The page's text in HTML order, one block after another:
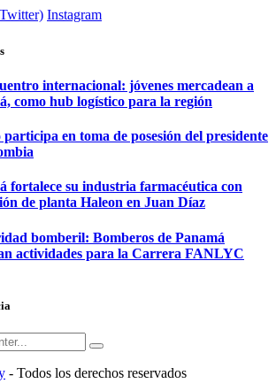
Instagram
internacional: jóvenes mercadean a
como hub logístico para la región
en toma de posesión del presidente
fortalece su industria farmacéutica con
de planta Haleon en Juan Díaz
bomberil: Bomberos de Panamá
actividades para la Carrera FANLYC
- Todos los derechos reservados